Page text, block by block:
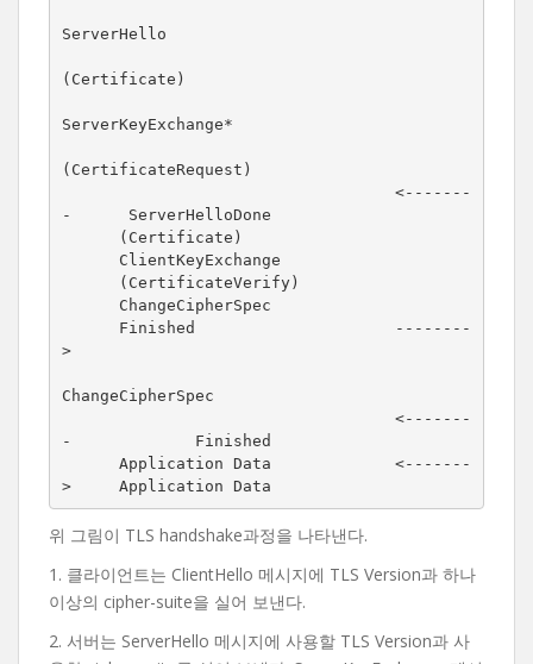
ServerHello
(Certificate)
ServerKeyExchange*
(CertificateRequest)
-      ServerHelloDone
>
ChangeCipherSpec
-             Finished
>     Application Data
위 그림이 TLS handshake과정을 나타낸다.
1. 클라이언트는 ClientHello 메시지에 TLS Version과 하나
이상의 cipher-suite을 실어 보낸다.
2. 서버는 ServerHello 메시지에 사용할 TLS Version과 사